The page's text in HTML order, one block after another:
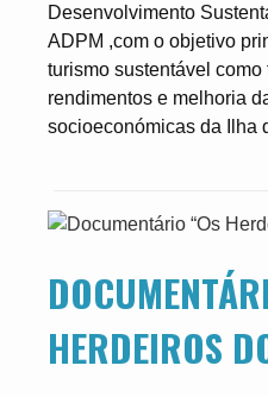
Desenvolvimento
ADPM ,com o objetivo
turismo sustentável
rendimentos e melhoria
socioeconómicas da Ilha
HERDEIROS